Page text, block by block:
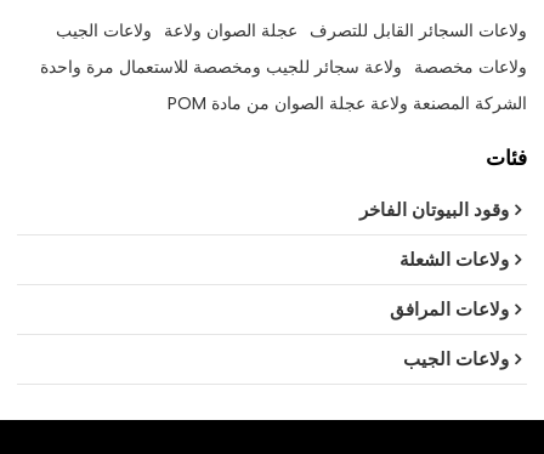
ولاعات السجائر القابل للتصرف عجلة الصوان ولاعة ولاعات الجيب
ولاعات مخصصة ولاعة سجائر للجيب ومخصصة للاستعمال مرة واحدة
الشركة المصنعة ولاعة عجلة الصوان من مادة POM
فئات
وقود البيوتان الفاخر
ولاعات الشعلة
ولاعات المرافق
ولاعات الجيب